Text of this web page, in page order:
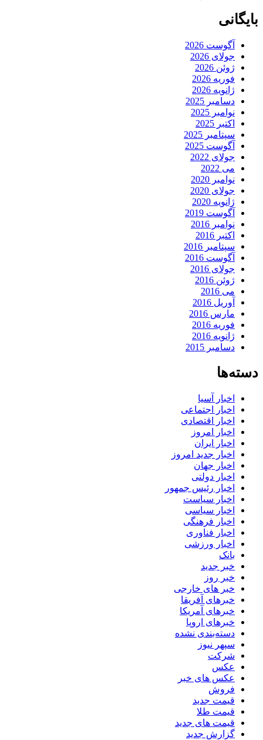
بایگانی
آگوست 2026
جولای 2026
ژوئن 2026
فوریه 2026
ژانویه 2026
دسامبر 2025
نوامبر 2025
اکتبر 2025
سپتامبر 2025
آگوست 2025
جولای 2022
می 2022
نوامبر 2020
جولای 2020
ژانویه 2020
آگوست 2019
نوامبر 2016
اکتبر 2016
سپتامبر 2016
آگوست 2016
جولای 2016
ژوئن 2016
می 2016
آوریل 2016
مارس 2016
فوریه 2016
ژانویه 2016
دسامبر 2015
دسته‌ها
اخبار آسیا
اخبار اجتماعی
اخبار اقتصادی
اخبار امروز
اخبار ایران
اخبار جدید امروز
اخبار جهان
اخبار دولتی
اخبار رئیس جمهور
اخبار سیاست
اخبار سیاسی
اخبار فرهنگی
اخبار فناوری
اخبار ورزشی
بانک
خبر جدید
خبر روز
خبر های خارجی
خبرهای آفریقا
خبرهای آمریکا
خبرهای اروپا
دسته‌بندی نشده
سپهر نیوز
شرکت
عکس
عکس های خبر
فروش
قیمت جدید
قیمت طلا
قیمت های جدید
گزارش جدید